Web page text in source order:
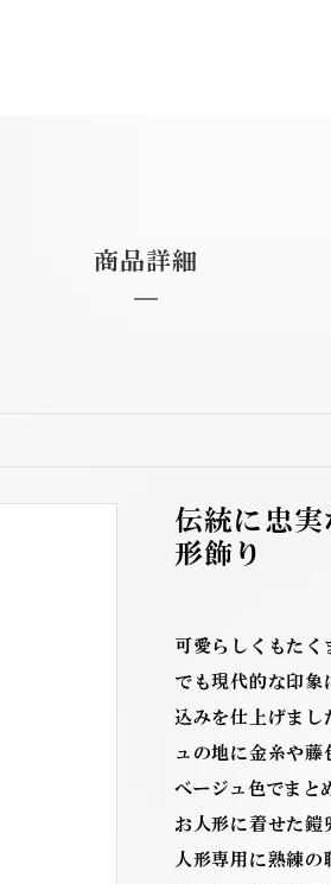
商品詳細
伝統に忠
形飾り
可愛らしくもたく
でも現代的な印象
込みを仕上げまし
ュの地に金糸や藤
ベージュ色でまと
お人形に着せた鎧
人形専用に熟練